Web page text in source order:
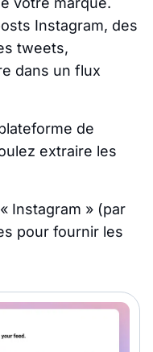
Instagram, des
tweets,
dans un flux
de
extraire les
Instagram » (par
pour fournir les